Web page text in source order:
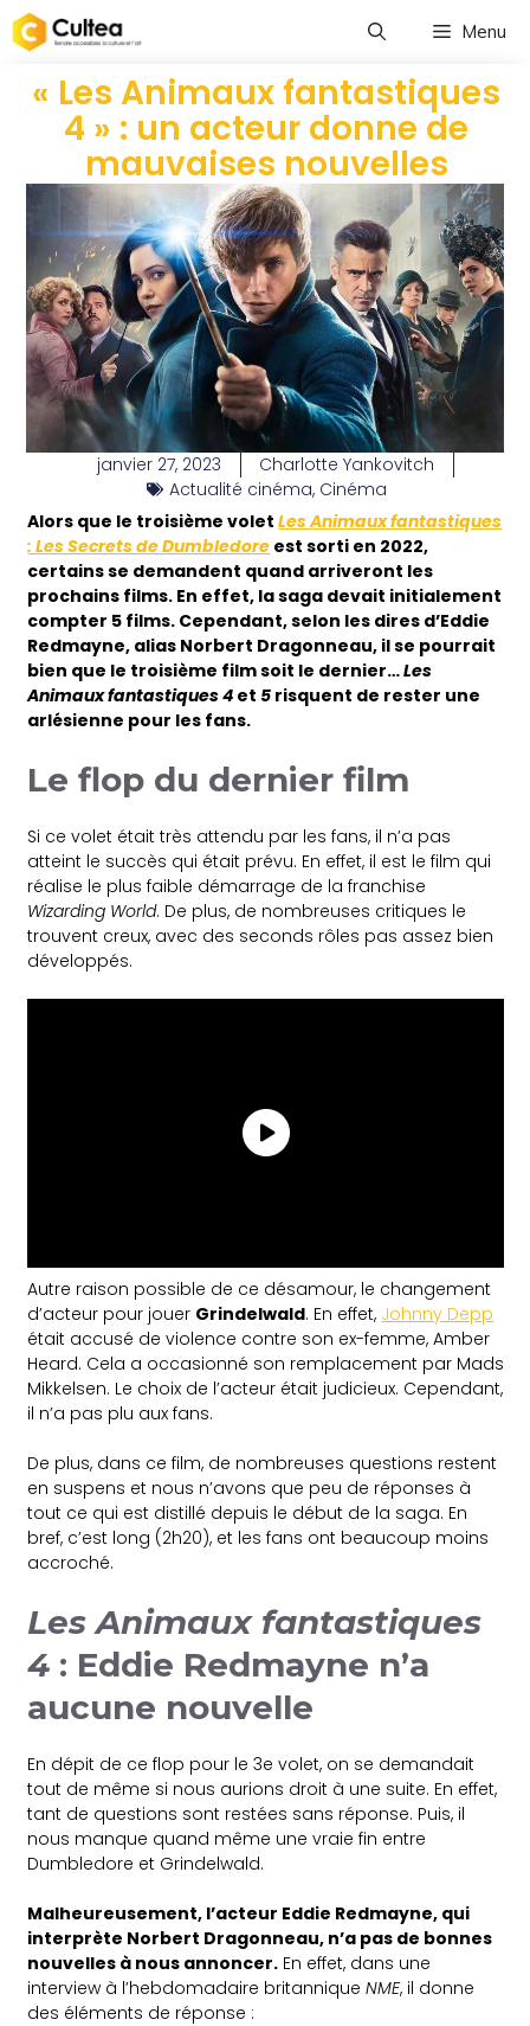
Menu
« Les Animaux fantastiques
4 » : un acteur donne de
mauvaises nouvelles
janvier 27, 2023
Charlotte Yankovitch
Actualité cinéma, Cinéma
Alors que le troisième voletLes Animaux fantastiques
: Les Secrets de Dumbledore est sorti en 2022,
certains se demandent quand arriveront les
prochains films. En effet, la saga devait initialement
compter 5 films. Cependant, selon les dires d’Eddie
Redmayne, alias Norbert Dragonneau, il se pourrait
bien que le troisième film soit le dernier…Les
Animaux fantastiques 4 et 5 risquent de rester une
arlésienne pour les fans.
Le flop du dernier film
Si ce volet était très attendu par les fans, il n’a pas
atteint le succès qui était prévu. En effet, il est le film qui
réalise le plus faible démarrage de la franchise
Wizarding World. De plus, de nombreuses critiques le
trouvent creux, avec des seconds rôles pas assez bien
développés.
Autre raison possible de ce désamour, le changement
d’acteur pour jouer Grindelwald. En effet, Johnny Depp
était accusé de violence contre son ex-femme, Amber
Heard. Cela a occasionné son remplacement par Mads
Mikkelsen. Le choix de l’acteur était judicieux. Cependant,
il n’a pas plu aux fans.
De plus, dans ce film, de nombreuses questions restent
en suspens et nous n’avons que peu de réponses à
tout ce qui est distillé depuis le début de la saga. En
bref, c’est long (2h20), et les fans ont beaucoup moins
accroché.
Les Animaux fantastiques
4 : Eddie Redmayne n’a
aucune nouvelle
En dépit de ce flop pour le 3e volet, on se demandait
tout de même si nous aurions droit à une suite. En effet,
tant de questions sont restées sans réponse. Puis, il
nous manque quand même une vraie fin entre
Dumbledore et Grindelwald.
Malheureusement, l’acteur Eddie Redmayne, qui
interprète Norbert Dragonneau, n’a pas de bonnes
nouvelles à nous annoncer. En effet, dans une
interview à l’hebdomadaire britanniqueNME, il donne
des éléments de réponse :